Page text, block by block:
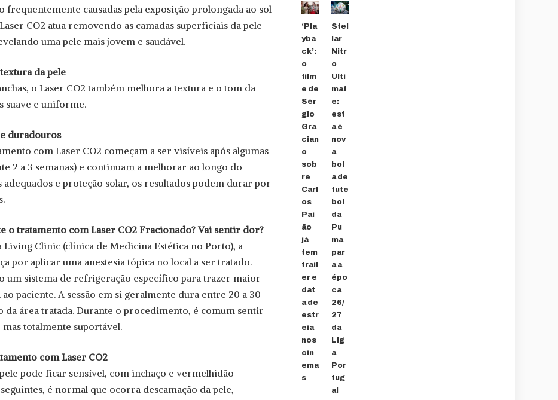
frequentemente causadas pela exposição prolongada ao sol
CO2 atua removendo as camadas superficiais da pele
uma pele mais jovem e saudável.
da pele
o Laser CO2 também melhora a textura e o tom da
suave e uniforme.
duradouros
com Laser CO2 começam a ser visíveis após algumas
2 a 3 semanas) e continuam a melhorar ao longo do
adequados e proteção solar, os resultados podem durar por
o tratamento com Laser CO2 Fracionado? Vai sentir dor?
Living Clinic (clínica de Medicina Estética no Porto), a
por aplicar uma anestesia tópica no local a ser tratado.
um sistema de refrigeração específico para trazer maior
paciente. A sessão em si geralmente dura entre 20 a 30
da área tratada. Durante o procedimento, é comum sentir
totalmente suportável.
com Laser CO2
pode ficar sensível, com inchaço e vermelhidão
é normal que ocorra descamação da pele,
‘Pla
yba
ck’:
o
film
e de
Sér
gio
Gra
cian
o
sob
re
Carl
os
Pai
ão
já
tem
trail
er e
dat
a de
estr
eia
nos
cin
ema
s
Stel
lar
Nitr
o
Ulti
mat
e:
est
a é
nov
a
bol
a de
fute
bol
da
Pu
ma
par
a a
épo
ca
26/
27
da
Lig
a
Por
tug
al